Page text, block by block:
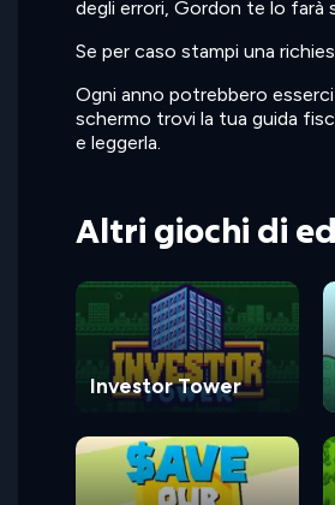
degli errori, Gordon te lo farà
Se per caso stampi una
Ogni anno potrebbero
schermo trovi la tua guida
e leggerla.
Altri giochi di
Investor Tower